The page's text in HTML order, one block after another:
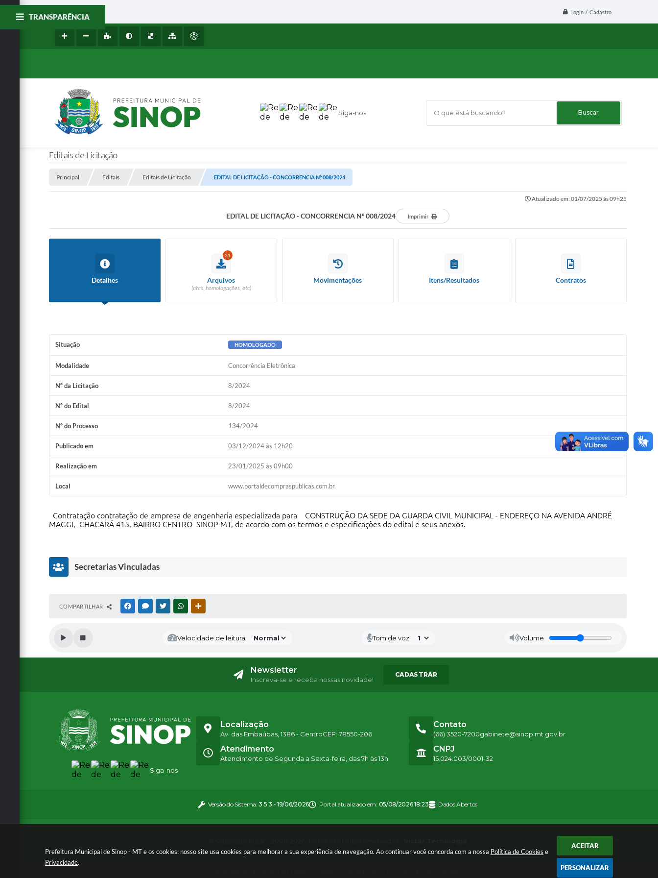
Prefeitura Municipal de Sinop - MT e os cookies: nosso site usa cookies para melhorar a sua experiência de navegação. Ao continuar você concorda com a nossa Política de Cookies e
Privacidade.
ACEITAR
PERSONALIZAR
Login / Cadastro
Siga-nos O que está buscando?
TRANSPARÊNCIA
Editais de Licitação
Principal Editais Editais de Licitação EDITAL DE LICITAÇÃO - CONCORRENCIA Nº 008/2024
Atualizado em: 01/07/2025 às 09h25
EDITAL DE LICITAÇÃO - CONCORRENCIA Nº 008/2024 Imprimir
Detalhes
21
Arquivos
(atas, homologações, etc)
Movimentações Itens/Resultados Contratos
Situação HOMOLOGADO
Modalidade Concorrência Eletrônica
Nº da Licitação 8/2024
Nº do Edital 8/2024
Nº do Processo 134/2024
Publicado em 03/12/2024 às 12h20
Realização em 23/01/2025 às 09h00
Local www.portaldecompraspublicas.com.br.
Contratação contratação de empresa de engenharia especializada para CONSTRUÇÃO DA SEDE DA GUARDA CIVIL MUNICIPAL - ENDEREÇO NA AVENIDA ANDRÉ
MAGGI, CHACARÁ 415, BAIRRO CENTRO SINOP-MT, de acordo com os termos e especificações do edital e seus anexos.
Secretarias Vinculadas
e
M
e
O
b
ra
e
S
U
a
COMPARTILHAR FACEBOOKMESSENGER
TWITTERWHATSAPP
Velocidade de leitura: Tom de voz: Volume
Newsletter
Inscreva-se e receba nossas novidade!
CADASTRAR
Siga-nos
Localização
Av. das Embaúbas, 1386 - CentroCEP: 78550-206
Contato
(66) 3520-7200gabinete@sinop.mt.gov.br
Atendimento
Atendimento de Segunda a Sexta-feira, das 7h às 13h
CNPJ
15.024.003/0001-32
Versão do Sistema:3.5.3 - 19/06/2026 Portal atualizado em: 05/08/2026 18:23 Dados Abertos